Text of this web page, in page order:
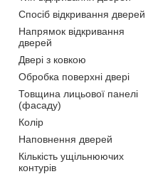
Спосіб відкривання дверей
Напрямок відкривання
дверей
Двері з ковкою
Обробка поверхні двері
Товщина лицьової панелі
(фасаду)
Колір
Наповнення дверей
Кількість ущільнюючих
контурів